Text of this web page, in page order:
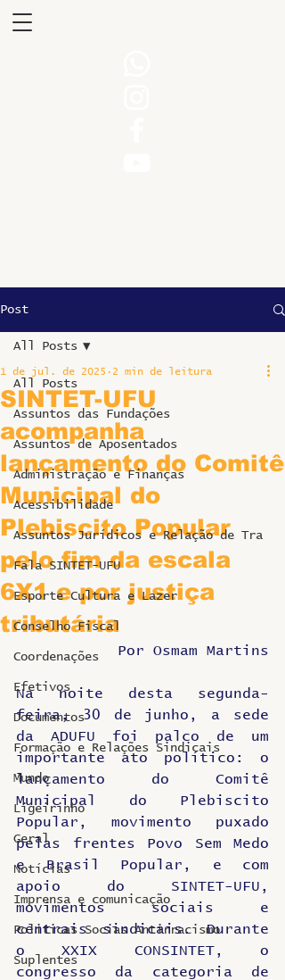
Post
All Posts
Assuntos das Fundações
Assuntos de Aposentados
Administração e Finanças
Acessibilidade
Assuntos Jurídicos e Relação de Tra
Fala SINTET-UFU
Esporte Cultura e Lazer
Conselho Fiscal
Coordenações
Efetivos
Documentos
Formação e Relações Sindicais
Mundo
Ligeirinho
Geral
Notícias
Imprensa e comunicação
Politicas Socias Antirracismo
Suplentes
All Posts
SINTET-UFU
acompanha
lançamento do Comitê
Municipal do
Plebiscito Popular
pelo fim da escala
6X1 e por justiça
tributária
1 de jul. de 2025 2 min de leitura
Por Osmam Martins
Na noite desta segunda-
feira, 30 de junho, a sede
da ADUFU foi palco de um
importante ato político: o
lançamento do Comitê
Municipal do Plebiscito
Popular, movimento puxado
pelas frentes Povo Sem Medo
e Brasil Popular, e com
apoio do SINTET-UFU,
movimentos sociais e
centrais sindicais. Durante
o XXIX CONSINTET, o
congresso da categoria de